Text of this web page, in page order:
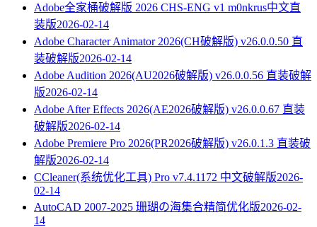
Adobe全家桶破解版 2026 CHS-ENG v1 m0nkrus中文直
装版2026-02-14
Adobe Character Animator 2026(CH破解版) v26.0.0.50 直
装破解版2026-02-14
Adobe Audition 2026(AU2026破解版) v26.0.0.56 直装破解
版2026-02-14
Adobe After Effects 2026(AE2026破解版) v26.0.0.67 直装
破解版2026-02-14
Adobe Premiere Pro 2026(PR2026破解版) v26.0.1.3 直装破
解版2026-02-14
CCleaner(系统优化工具) Pro v7.4.1172 中文破解版2026-
02-14
AutoCAD 2007-2025 珊瑚の海集合精简优化版2026-02-
14